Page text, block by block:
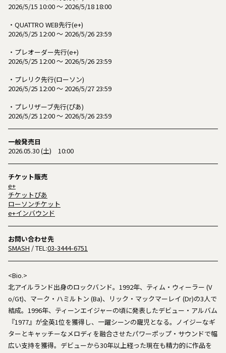
2026/5/15 10:00 ～ 2026/5/18 18:00
・QUATTRO WEB先行(e+)
2026/5/25 12:00 ～ 2026/5/26 23:59
・プレオーダー先行(e+)
2026/5/25 12:00 ～ 2026/5/26 23:59
・プレリク先行(ローソン)
2026/5/25 12:00 ～ 2026/5/27 23:59
・プレリザーブ先行(ぴあ)
2026/5/25 12:00 ～ 2026/5/26 23:59
一般発売日
2026.05.30 (土) 10:00
チケット販売
e+
チケットぴあ
ローソンチケット
e+インバウンド
お問い合わせ先
SMASH / TEL:03-3444-6751
<Bio.>
北アイルランド出身のロックバンド。1992年、ティム・ウィーラー (V
o/Gt)、マーク・ハミルトン (Ba)、リック・マックマーレイ (Dr)の3人で
結成。1996年、ティーンエイジャーの頃に発表したデビュー・アルバム
『1977』が全英1位を獲得し、一躍シーンの寵児となる。ノイジーなギ
ターとキャッチーなメロディを融合させたパワーポップ・サウンドで幅
広い支持を獲得。デビューから30年以上経った現在も精力的に作品を